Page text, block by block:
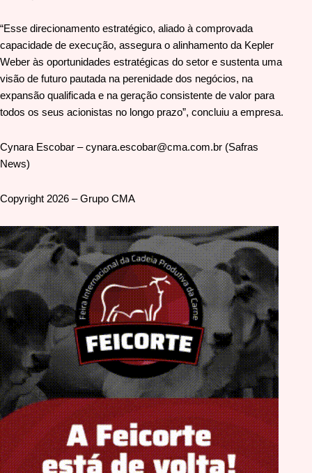
“Esse direcionamento estratégico, aliado à comprovada
capacidade de execução, assegura o alinhamento da Kepler
Weber às oportunidades estratégicas do setor e sustenta uma
visão de futuro pautada na perenidade dos negócios, na
expansão qualificada e na geração consistente de valor para
todos os seus acionistas no longo prazo”, concluiu a empresa.
Cynara Escobar – cynara.escobar@cma.com.br (Safras
News)
Copyright 2026 – Grupo CMA